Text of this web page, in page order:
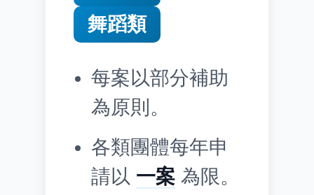
舞蹈類
每案以部分補助
為原則。
各類團體每年申
請以 一案 為限。